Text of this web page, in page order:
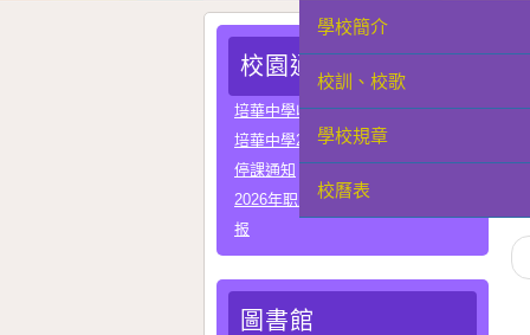
學校簡介
校訓、校歌
學校規章
校曆表
校園通告
培華中學收費項目一覽表
培華中學2024-2025學年報名費
停課通知
2026年职业教育国家教学成果奖申
报
圖書館